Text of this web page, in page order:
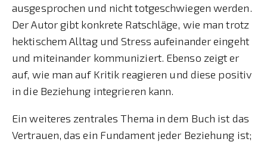
ausgesprochen und nicht totgeschwiegen werden.
Der Autor gibt konkrete Ratschläge, wie man trotz
hektischem Alltag und Stress aufeinander eingeht
und miteinander kommuniziert. Ebenso zeigt er
auf, wie man auf Kritik reagieren und diese positiv
in die Beziehung integrieren kann.
Ein weiteres zentrales Thema in dem Buch ist das
Vertrauen, das ein Fundament jeder Beziehung ist;